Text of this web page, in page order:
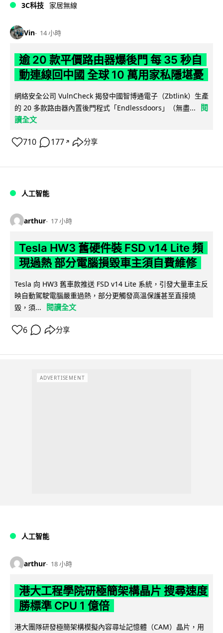
3C科技 家居無線
Vin 14 小時
逾 20 款平價路由器爆後門 每 35 秒自
動連線回中國 全球 10 萬用家私隱堪憂
網絡安全公司 VulnCheck 揭發中國智博通電子（Zbtlink）生產
的 20 多款路由器內置後門程式「Endlessdoors」（無盡...
閱
讀全文
710 177 ↗ 分享
人工智能
arthur 17 小時
Tesla HW3 舊硬件裝 FSD v14 Lite 頻
現過熱 部分電腦損毀車主須自費維修
Tesla 向 HW3 舊車款推送 FSD v14 Lite 系統，引發大量車主反
映自動駕駛電腦嚴重過熱，部分更觸發高溫保護甚至直接燒
毀，須...
閱讀全文
6 分享
ADVERTISEMENT
人工智能
arthur 18 小時
港大工程學院研極簡架構晶片 搜尋速度
勝標準 CPU 1 億倍
港大團隊研發極簡架構模擬內容尋址記憶體（CAM）晶片，用